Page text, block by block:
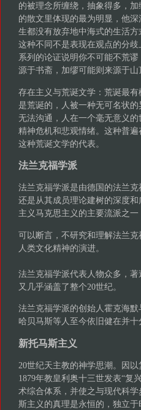
的被理念所缠绕，抽象得多，
的散文里体现的最为明显，他
生都没有放弃地中海式的生活
这种不同不是表现在观点的分
系列的论证说明你不可能不荒
源于书斋，加缪可能则来源于山
存在主义与荒诞文学：荒诞最
是荒诞的，人被一种无可名状
无法沟通，人在一个毫无意义
精神危机和悲观情绪。这种普
这种荒诞文学的代表。
法兰克福学派
法兰克福学派是由德国的法兰
还是从其成员理论建树的深度
主义马克思主义的主要流派之
可以断言，不研究和理解法兰
人类文化精神的演进。
法兰克福学派代表人物众多，
又几乎涵盖了整个20世纪。
法兰克福学派的创始人霍克海
哈贝马斯等人至今依旧健在并十
新托马斯主义
20世纪天主教的神学思潮。因
1879年教皇利奥十三世发表“复
术综合体系，并使之与现代科
斯主义的真理是永恒的，独立